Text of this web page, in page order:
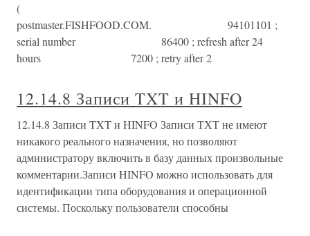
(
postmaster.FISHFOOD.COM. 94101101 ;
serial number 86400 ; refresh after 24
hours 7200 ; retry after 2
12.14.8 Записи TXT и HINFO
12.14.8 Записи TXT и HINFO Записи ТХТ не имеют
никакого реального назначения, но позволяют
администратору включить в базу данных произвольные
комментарии.Записи HINFO можно использовать для
идентификации типа оборудования и операционной
системы. Поскольку пользователи способны